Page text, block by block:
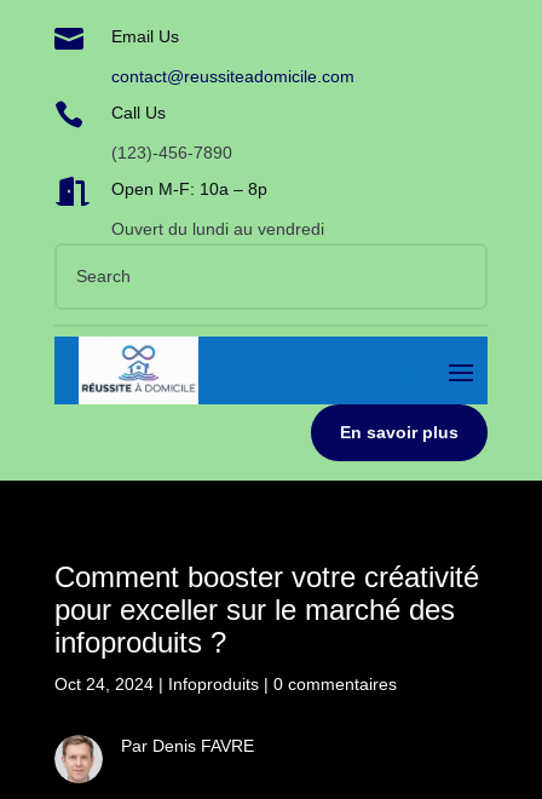
 Email Us
contact@reussiteadomicile.com
 Call Us
(123)-456-7890
 Open M-F: 10a – 8p
Ouvert du lundi au vendredi
En savoir plus
Comment booster votre créativité
pour exceller sur le marché des
infoproduits ?
Oct 24, 2024| Infoproduits| 0 commentaires
Par Denis FAVRE